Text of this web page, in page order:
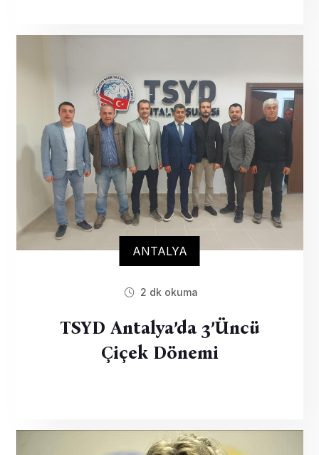
ANTALYA
2 dk okuma
TSYD Antalya’da 3’üncü
Çiçek Dönemi